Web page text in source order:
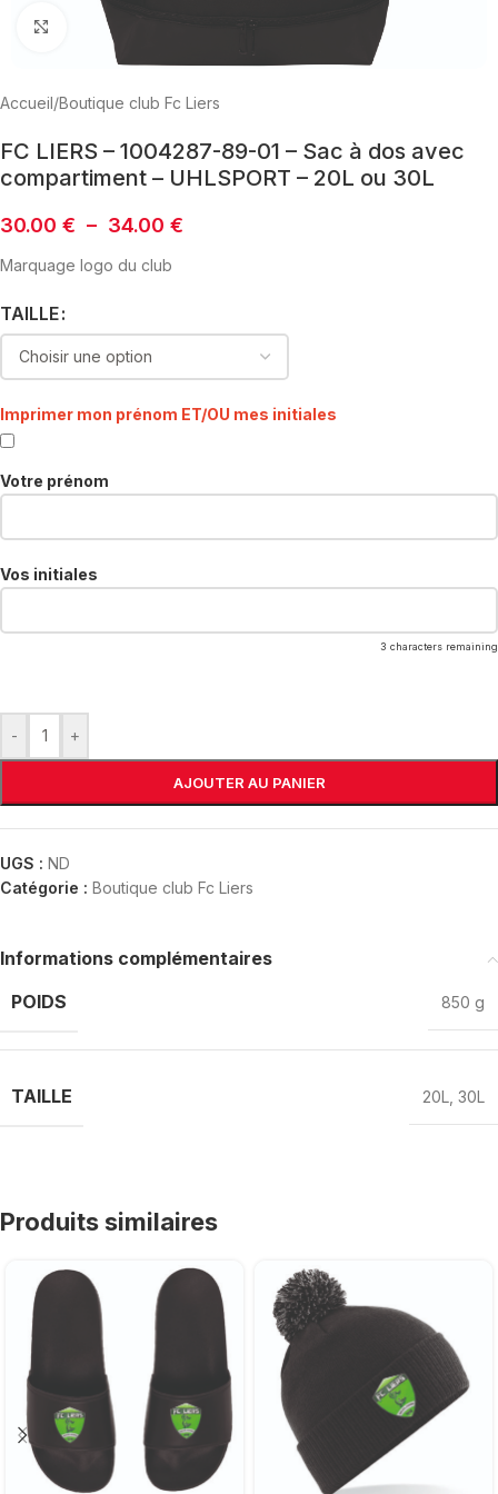
Click to enlarge
Accueil/Boutique club Fc Liers
FC LIERS – 1004287-89-01 – Sac à dos avec
compartiment – UHLSPORT – 20L ou 30L
30.00 € – 34.00 €
Marquage logo du club
TAILLE
Imprimer mon prénom ET/OU mes initiales
Votre prénom
Vos initiales
3 characters remaining
- +
AJOUTER AU PANIER
UGS : ND
Catégorie : Boutique club Fc Liers
Informations complémentaires
POIDS
850 g
TAILLE 20L 30L
Produits similaires